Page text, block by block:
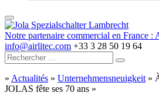
Notre partenaire commercial en France
info@airlitec.com +33 3 28 50 19 64
» Actualités » Unternehmensneuigkeit »
JOLAS fête ses 70 ans »